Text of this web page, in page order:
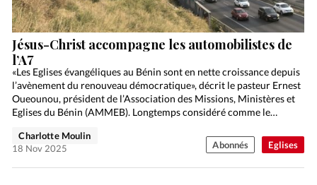
Eglises
Jésus-Christ accompagne les automobilistes de
l’A7
«Les Eglises évangéliques au Bénin sont en nette croissance depuis
l’avènement du renouveau démocratique», décrit le pasteur Ernest
Oueounou, président de l’Association des Missions, Ministères et
Eglises du Bénin (AMMEB). Longtemps considéré comme le
Charlotte Moulin
18 Nov 2025
Abonnés